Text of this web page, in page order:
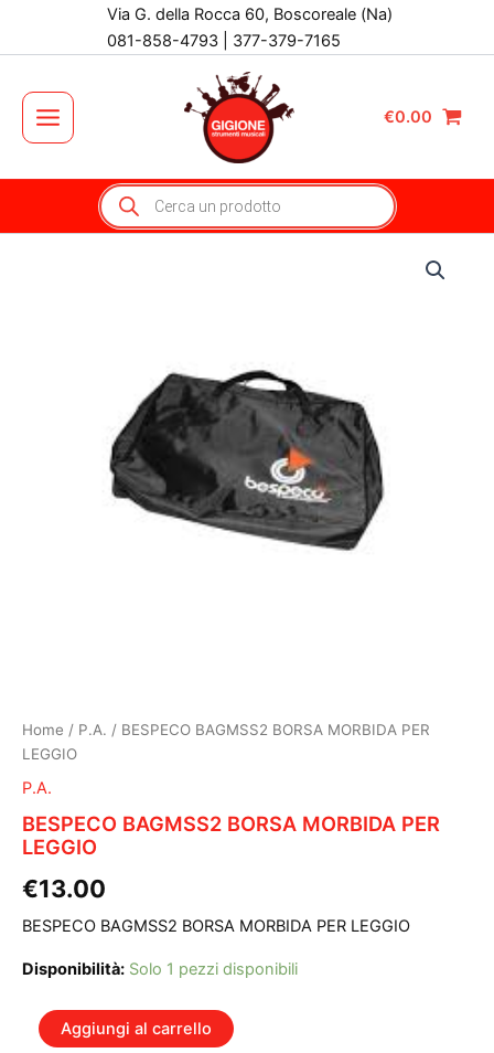
Via G. della Rocca 60, Boscoreale (Na)
081-858-4793 | 377-379-7165
Main
Menu
€0.00
Products
search
Home / P.A. / BESPECO BAGMSS2 BORSA MORBIDA PER
LEGGIO
P.A.
BESPECO BAGMSS2 BORSA MORBIDA PER
LEGGIO
€13.00
BESPECO BAGMSS2 BORSA MORBIDA PER LEGGIO
Disponibilità: Solo 1 pezzi disponibili
BESPECO
BAGMSS2
Aggiungi al carrello